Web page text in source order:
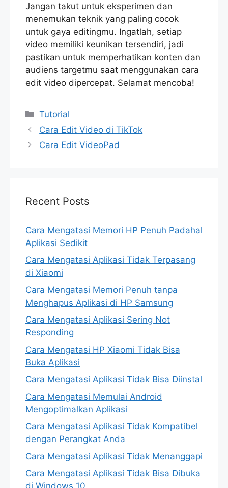
Jangan takut untuk eksperimen dan
menemukan teknik yang paling cocok
untuk gaya editingmu. Ingatlah, setiap
video memiliki keunikan tersendiri, jadi
pastikan untuk memperhatikan konten dan
audiens targetmu saat menggunakan cara
edit video dipercepat. Selamat mencoba!
Categories
Tutorial
Cara Edit Video di TikTok
Cara Edit VideoPad
Recent Posts
Cara Mengatasi Memori HP Penuh Padahal
Aplikasi Sedikit
Cara Mengatasi Aplikasi Tidak Terpasang
di Xiaomi
Cara Mengatasi Memori Penuh tanpa
Menghapus Aplikasi di HP Samsung
Cara Mengatasi Aplikasi Sering Not
Responding
Cara Mengatasi HP Xiaomi Tidak Bisa
Buka Aplikasi
Cara Mengatasi Aplikasi Tidak Bisa Diinstal
Cara Mengatasi Memulai Android
Mengoptimalkan Aplikasi
Cara Mengatasi Aplikasi Tidak Kompatibel
dengan Perangkat Anda
Cara Mengatasi Aplikasi Tidak Menanggapi
Cara Mengatasi Aplikasi Tidak Bisa Dibuka